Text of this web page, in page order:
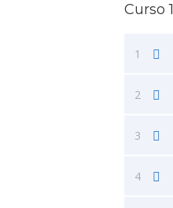
Curso 1
1
2
3
4